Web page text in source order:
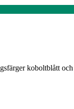
koboltblått